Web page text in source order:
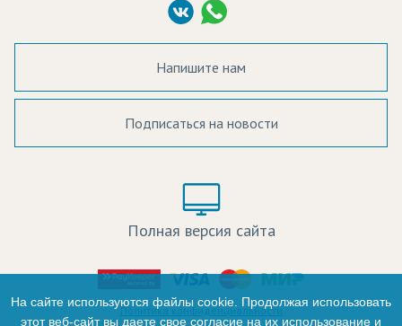
Согласие на обработку ПД
Напишите нам
Подписаться на новости
Полная версия сайта
Политика конфиденциальности
-
На сайте используются файлы cookie. Продолжая использовать
этот веб-сайт вы даете свое согласие на их использование и